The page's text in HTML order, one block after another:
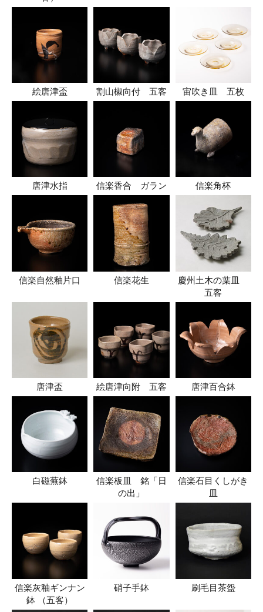
絵唐津盃 割山椒向付 五客 宙吹き皿 五枚
唐津水指 信楽香合 ガラン 信楽角杯
信楽自然釉片口 信楽花生
慶州土木の葉皿
五客
唐津盃 絵唐津向附 五客 唐津百合鉢
白磁蕪鉢
信楽板皿 銘「日
の出」
信楽石目くしがき
皿
信楽灰釉ギンナン
鉢 （五客）
硝子手鉢 刷毛目茶盌